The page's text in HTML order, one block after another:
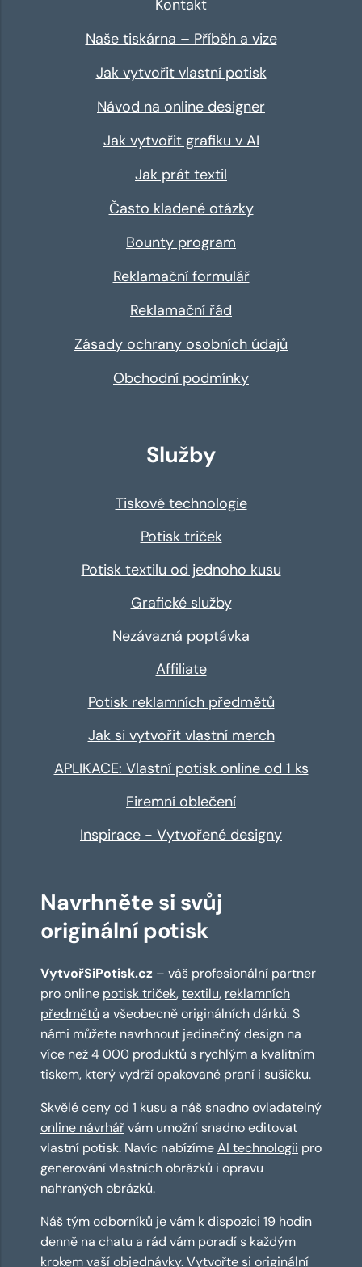
Kontakt
Naše tiskárna – Příběh a vize
Jak vytvořit vlastní potisk
Návod na online designer
Jak vytvořit grafiku v AI
Jak prát textil
Často kladené otázky
Bounty program
Reklamační formulář
Reklamační řád
Zásady ochrany osobních údajů
Obchodní podmínky
Služby
Tiskové technologie
Potisk triček
Potisk textilu od jednoho kusu
Grafické služby
Nezávazná poptávka
Affiliate
Potisk reklamních předmětů
Jak si vytvořit vlastní merch
APLIKACE: Vlastní potisk online od 1 ks
Firemní oblečení
Inspirace - Vytvořené designy
Navrhněte si svůj
originální potisk
VytvořSiPotisk.cz – váš profesionální partner
pro online potisk triček,textilu, reklamních
předmětů a všeobecně originálních dárků. S
námi můžete navrhnout jedinečný design na
více než 4 000 produktů s rychlým a kvalitním
tiskem, který vydrží opakované praní i sušičku.
Skvělé ceny od 1 kusu a náš snadno ovladatelný
online návrhářvám umožní snadno editovat
vlastní potisk. Navíc nabízímeAI technologii pro
generování vlastních obrázků i opravu
nahraných obrázků.
Náš tým odborníků je vám k dispozici 19 hodin
denně na chatu a rád vám poradí s každým
krokem vaší objednávky. Vytvořte si originální